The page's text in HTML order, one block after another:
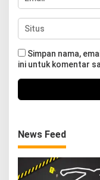
Simpan nama,
ini untuk komentar
News Feed